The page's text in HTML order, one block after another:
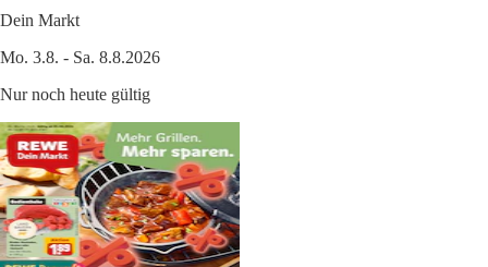
Dein Markt
Mo. 3.8. - Sa. 8.8.2026
Nur noch heute gültig